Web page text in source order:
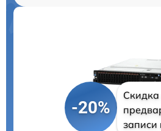
-20%
Скидка
записи